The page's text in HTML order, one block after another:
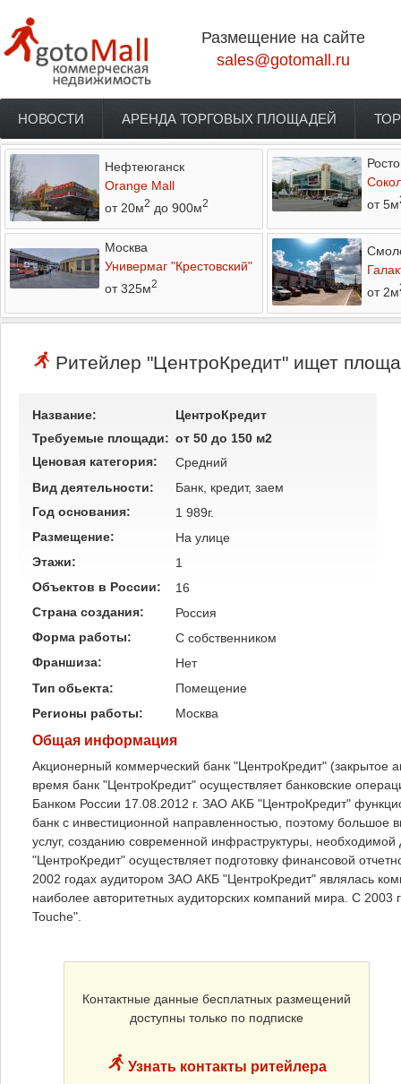
Размещение на сайте
sales@gotomall.ru
Главное меню
НОВОСТИ АРЕНДА ТОРГОВЫХ ПЛОЩАДЕЙ
Нефтеюганск
Orange Mall
от 20м2 до 900м2
от 5м
Москва
Универмаг "Крестовский"
от 325м2
от 2м
Ритейлер "ЦентроКредит" ищет
Название:
ЦентроКредит
Требуемые площади: от 50 до 150 м2
Ценовая категория:
Средний
Вид деятельности:
Банк, кредит, заем
Год основания:
1 989г.
Размещение:
На улице
Этажи:
1
Объектов в России:
16
Страна создания:
Россия
Форма работы:
C собственником
Франшиза:
Нет
Тип обьекта:
Помещение
Регионы работы:
Москва
Общая информация
Акционерный коммерческий банк "ЦентроКредит" (закрытое
время банк "ЦентроКредит" осуществляет банковские
Банком России 17.08.2012 г. ЗАО АКБ "ЦентроКредит"
банк с инвестиционной направленностью, поэтому
услуг, созданию современной инфраструктуры,
"ЦентроКредит" осуществляет подготовку финансовой
2002 годах аудитором ЗАО АКБ "ЦентроКредит" являлась
наиболее авторитетных аудиторских компаний мира. С
Touche".
Контактные данные бесплатных размещений
доступны только по подписке
Узнать контакты ритейлера